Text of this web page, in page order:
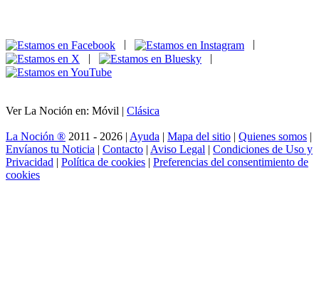
|
|
|
|
Ver La Noción en: Móvil | Clásica
La Noción ® 2011 - 2026 | Ayuda | Mapa del sitio | Quienes somos |
Envíanos tu Noticia | Contacto | Aviso Legal | Condiciones de Uso y
Privacidad | Política de cookies | Preferencias del consentimiento de
cookies